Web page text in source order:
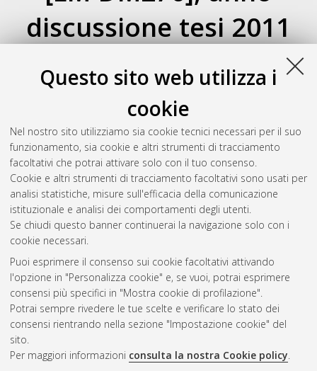
Questo sito web utilizza i
cookie
Nel nostro sito utilizziamo sia cookie tecnici necessari per il suo
funzionamento, sia cookie e altri strumenti di tracciamento
facoltativi che potrai attivare solo con il tuo consenso.
Cookie e altri strumenti di tracciamento facoltativi sono usati per
analisi statistiche, misure sull'efficacia della comunicazione
istituzionale e analisi dei comportamenti degli utenti.
Se chiudi questo banner continuerai la navigazione solo con i
cookie necessari.
Puoi esprimere il consenso sui cookie facoltativi attivando
l'opzione in "Personalizza cookie" e, se vuoi, potrai esprimere
consensi più specifici in "Mostra cookie di profilazione".
Potrai sempre rivedere le tue scelte e verificare lo stato dei
consensi rientrando nella sezione "Impostazione cookie" del
sito.
Per maggiori informazioni consulta la nostra Cookie policy.
discussione tesi 2011
Atom
RSS 1.0
Autore della tesi|
Indirizzo |Orientamento|Nessun raggruppamento
Numero di documenti:0.
Questa lista e' stata generata ilSun Aug 9 20:35:01 2026
CEST
Atom
Rss 1.0
Rss 2.0
AMS Laurea